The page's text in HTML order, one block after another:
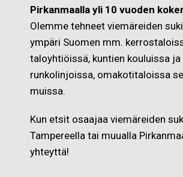
Pirkanmaalla yli 10 vuoden
Olemme tehneet viemäreiden
ympäri Suomen mm.
taloyhtiöissä, kuntien kouluissa ja
runkolinjoissa, omakotitaloissa
muissa.
Kun etsit osaajaa viemäreiden
Tampereella tai muualla
yhteyttä!